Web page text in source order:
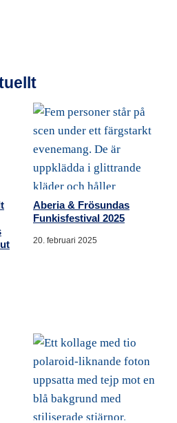
Aberia & Frösundas
Funkisfestival 2025
20. februari 2025